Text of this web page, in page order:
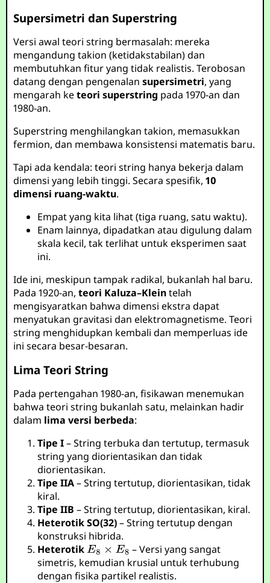
Supersimetri dan Superstring
Versi awal teori string bermasalah: mereka
mengandung takion (ketidakstabilan) dan
membutuhkan fitur yang tidak realistis. Terobosan
datang dengan pengenalansupersimetri, yang
mengarah keteori superstring pada 1970-an dan
1980-an.
Superstring menghilangkan takion, memasukkan
fermion, dan membawa konsistensi matematis baru.
Tapi ada kendala: teori string hanya bekerja dalam
dimensi yang lebih tinggi. Secara spesifik,10
dimensi ruang-waktu.
Empat yang kita lihat (tiga ruang, satu waktu).
Enam lainnya, dipadatkan atau digulung dalam
skala kecil, tak terlihat untuk eksperimen saat
ini.
Ide ini, meskipun tampak radikal, bukanlah hal baru.
Pada 1920-an,teori Kaluza–Kleintelah
mengisyaratkan bahwa dimensi ekstra dapat
menyatukan gravitasi dan elektromagnetisme. Teori
string menghidupkan kembali dan memperluas ide
ini secara besar-besaran.
Lima Teori String
Pada pertengahan 1980-an, fisikawan menemukan
bahwa teori string bukanlah satu, melainkan hadir
dalam lima versi berbeda:
Tipe I– String terbuka dan tertutup, termasuk
string yang diorientasikan dan tidak
diorientasikan.
Tipe IIA– String tertutup, diorientasikan, tidak
kiral.
Tipe IIB – String tertutup, diorientasikan, kiral.
Heterotik SO(32)– String tertutup dengan
konstruksi hibrida.
Heterotik
– Versi yang sangat
simetris, kemudian krusial untuk terhubung
dengan fisika partikel realistis.